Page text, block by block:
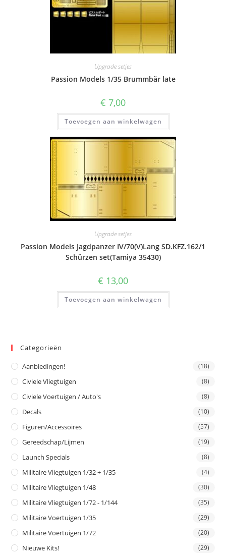
Upgrade setjes
Passion Models 1/35 Brummbär late
€ 7,00
Toevoegen aan winkelwagen
Upgrade setjes
Passion Models Jagdpanzer IV/70(V)Lang SD.KFZ.162/1
Schürzen set(Tamiya 35430)
€ 13,00
Toevoegen aan winkelwagen
Categorieën
Aanbiedingen! (18)
Civiele Vliegtuigen (8)
Civiele Voertuigen / Auto's (8)
Decals (10)
Figuren/Accessoires (57)
Gereedschap/Lijmen (19)
Launch Specials (8)
Militaire Vliegtuigen 1/32 + 1/35 (4)
Militaire Vliegtuigen 1/48 (30)
Militaire Vliegtuigen 1/72 - 1/144 (35)
Militaire Voertuigen 1/35 (29)
Militaire Voertuigen 1/72 (20)
Nieuwe Kits! (29)